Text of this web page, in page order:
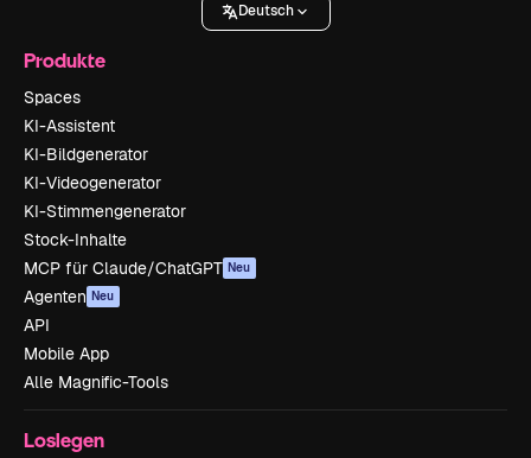
Deutsch
Produkte
Spaces
KI-Assistent
KI-Bildgenerator
KI-Videogenerator
KI-Stimmengenerator
Stock-Inhalte
MCP für Claude/ChatGPT Neu
Agenten Neu
API
Mobile App
Alle Magnific-Tools
Loslegen